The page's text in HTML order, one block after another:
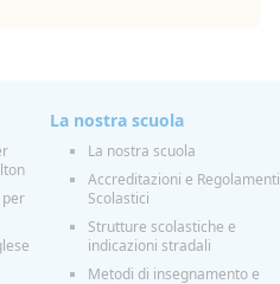
La nostra scuola
La nostra scuola
Accreditazioni e Regolamenti
Scolastici
Strutture scolastiche e
indicazioni stradali
Metodi di insegnamento e